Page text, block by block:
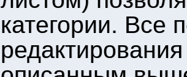
категории. Все